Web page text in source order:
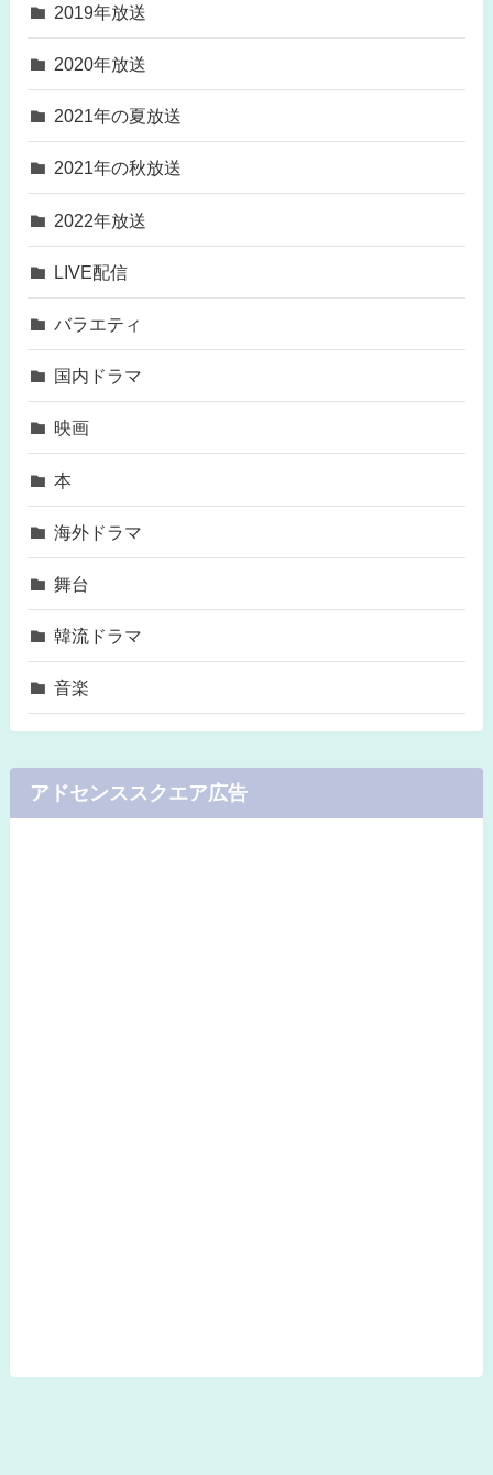
2019年放送
2020年放送
2021年の夏放送
2021年の秋放送
2022年放送
LIVE配信
バラエティ
国内ドラマ
映画
本
海外ドラマ
舞台
韓流ドラマ
音楽
アドセンススクエア広告